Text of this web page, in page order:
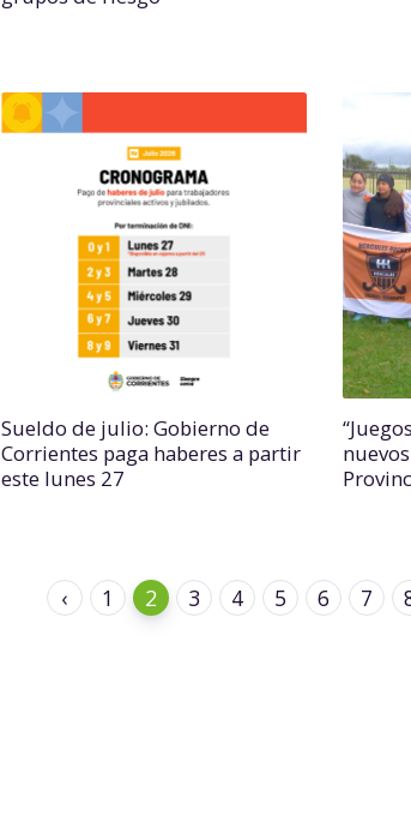
Sueldo de julio: Gobierno de
Corrientes paga haberes a partir
este lunes 27
‹ 1 2 3 4 5 6 7